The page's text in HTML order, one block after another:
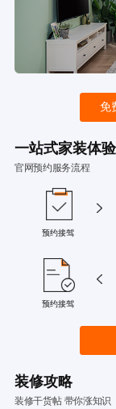
免
一站式家装体验
官网预约服务流程
预约接驾
预约接驾
装修攻略
装修干货帖 带你涨知识